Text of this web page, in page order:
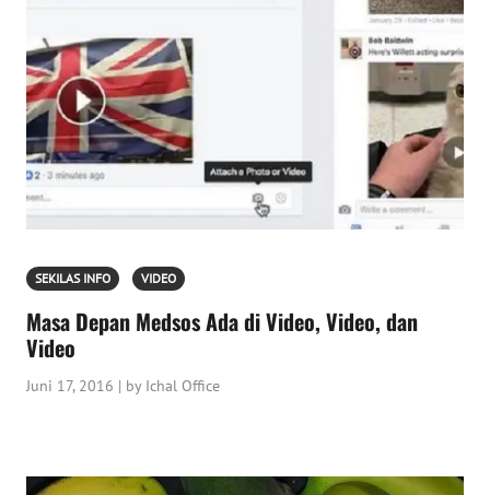
SEKILAS INFO VIDEO
Masa Depan Medsos Ada di Video, Video, dan
Video
Juni 17, 2016 | by Ichal Office